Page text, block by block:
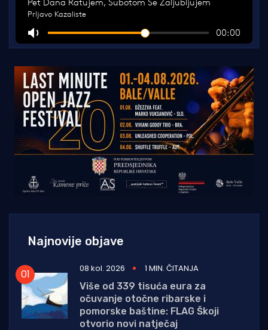
Najnovije objave
08 kol. 2026
1 MIN. ČITANJA
Više od 339 tisuća eura za
očuvanje otočne ribarske i
pomorske baštine: FLAG Škoji
otvorio novi natječaj